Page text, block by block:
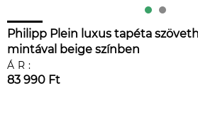
Philipp Plein luxus tapéta
mintával beige színben
ÁR:
83 990 Ft